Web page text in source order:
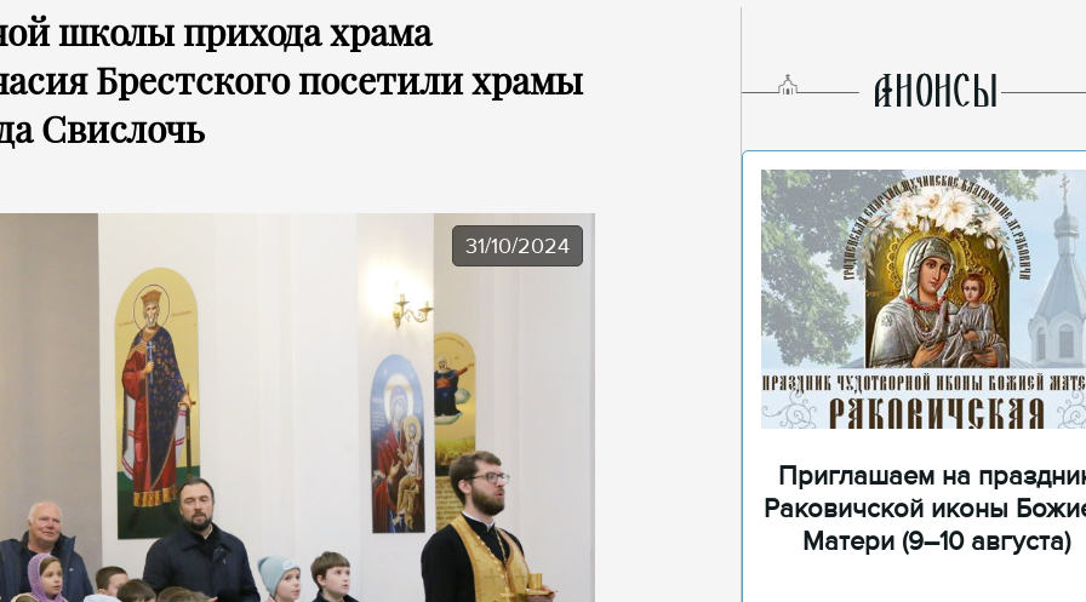
школы прихода храма
Брестского посетили храмы
Свислочь
31/10/2024
AНОНСЫ
Приглашаем на
Раковичской иконы
Матери (9–10 августа)